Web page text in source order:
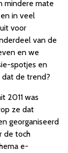
mindere mate
in veel
voor
van de
en we
spotjes en
de trend?
2011 was
ze dat
georganiseerd
de toch
e-